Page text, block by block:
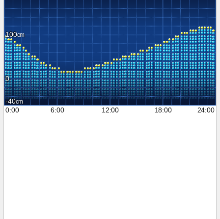
100
0
-40
0:00
6:00 12:00 18:00 24:00